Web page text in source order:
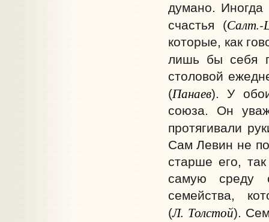
думано. Иногда
счастья (Салт.-
которые, как
лишь бы себя
столовой
(Панаев). У
союза. Он
протягивали
Сам Левин не
старше его,
самую среду
семейства,
(Л. Толстой).